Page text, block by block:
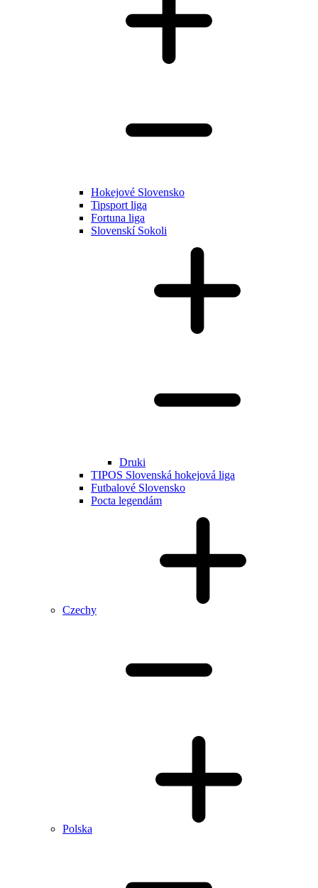
Hokejové Slovensko
Tipsport liga
Fortuna liga
Slovenskí Sokoli
Druki
TIPOS Slovenská hokejová liga
Futbalové Slovensko
Pocta legendám
Czechy
Polska